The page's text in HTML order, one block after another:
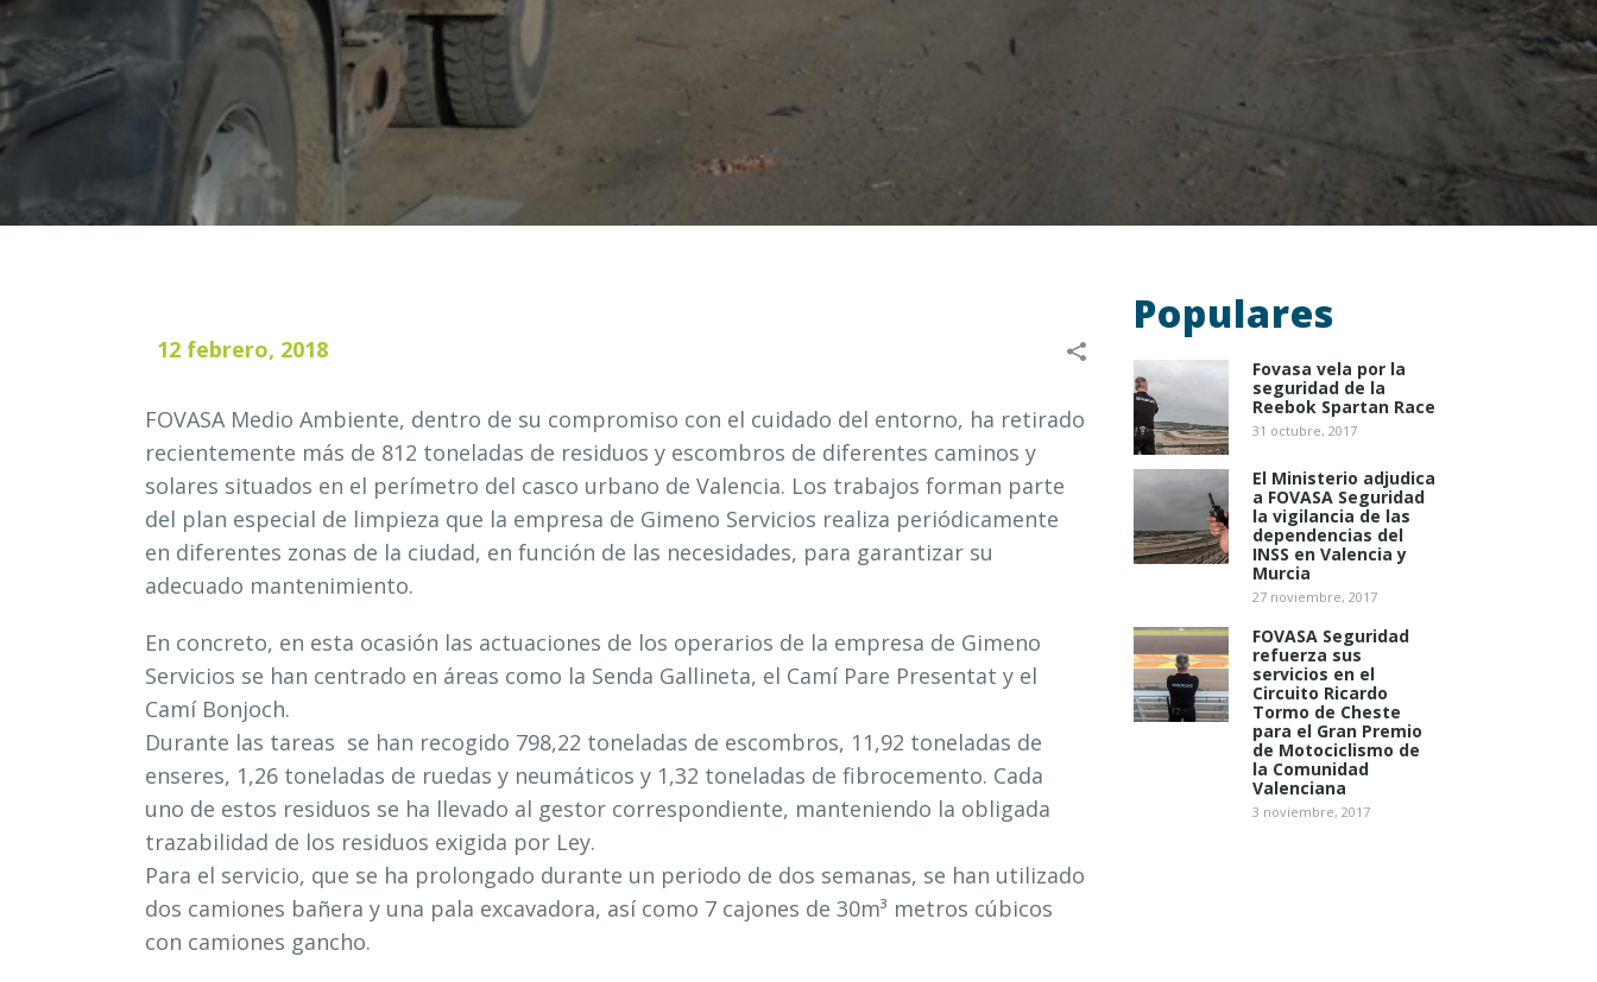
12 febrero, 2018
FOVASA Medio Ambiente, dentro de su compromiso con el cuidado del entorno, ha retirado
recientemente más de 812 toneladas de residuos y escombros de diferentes caminos y
solares situados en el perímetro del casco urbano de Valencia. Los trabajos forman parte
del plan especial de limpieza que la empresa de Gimeno Servicios realiza periódicamente
en diferentes zonas de la ciudad, en función de las necesidades, para garantizar su
adecuado mantenimiento.
En concreto, en esta ocasión las actuaciones de los operarios de la empresa de Gimeno
Servicios se han centrado en áreas como la Senda Gallineta, el Camí Pare Presentat y el
Camí Bonjoch.
Durante las tareas se han recogido 798,22 toneladas de escombros, 11,92 toneladas de
enseres, 1,26 toneladas de ruedas y neumáticos y 1,32 toneladas de fibrocemento. Cada
uno de estos residuos se ha llevado al gestor correspondiente, manteniendo la obligada
trazabilidad de los residuos exigida por Ley.
Para el servicio, que se ha prolongado durante un periodo de dos semanas, se han utilizado
dos camiones bañera y una pala excavadora, así como 7 cajones de 30m³ metros cúbicos
con camiones gancho.
Populares
Fovasa vela por la
seguridad de la
Reebok Spartan Race
31 octubre, 2017
El Ministerio adjudica
a FOVASA Seguridad
la vigilancia de las
dependencias del
INSS en Valencia y
Murcia
27 noviembre, 2017
FOVASA Seguridad
refuerza sus
servicios en el
Circuito Ricardo
Tormo de Cheste
para el Gran Premio
de Motociclismo de
la Comunidad
Valenciana
3 noviembre, 2017